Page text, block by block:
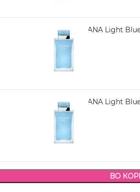
DOLCE GABBANA Light
DOLCE GABBANA Light
ВО